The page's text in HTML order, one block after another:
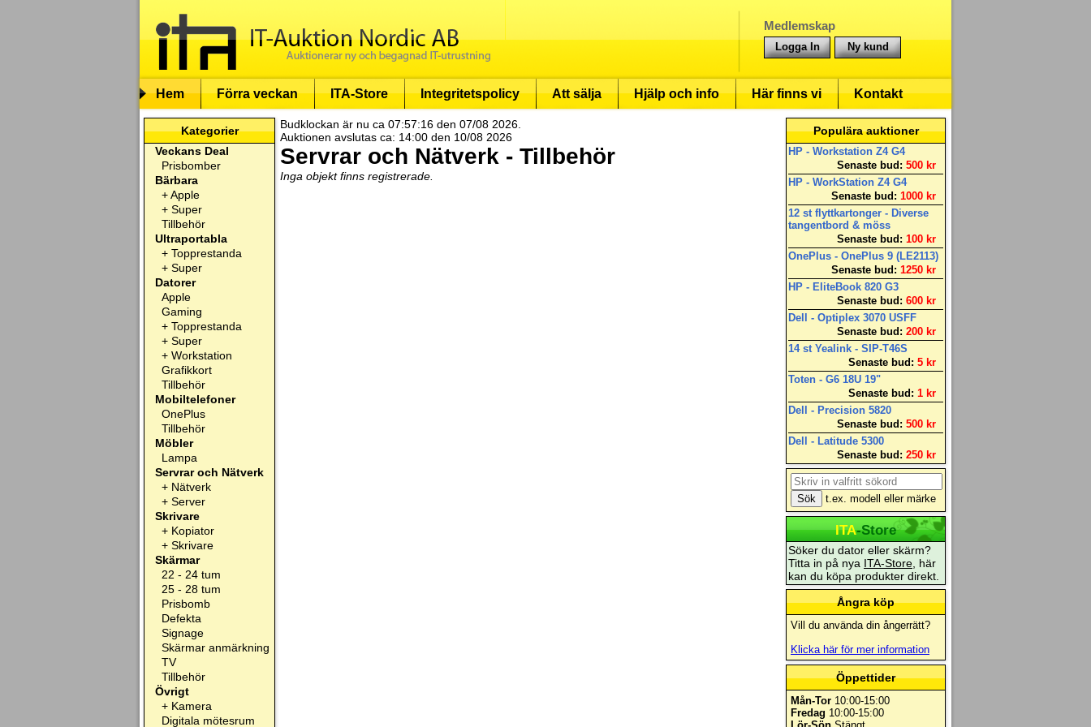
Medlemskap
Logga In Ny kund
Hem Förra veckan ITA-Store Integritetspolicy Att sälja Hjälp och info Här finns vi Kontakt
Kategorier
Veckans Deal
Prisbomber
Bärbara
+Apple
+ Super
Tillbehör
Ultraportabla
+ Topprestanda
+ Super
Datorer
Apple
Gaming
+ Topprestanda
+ Super
+ Workstation
Grafikkort
Tillbehör
Mobiltelefoner
OnePlus
Tillbehör
Möbler
Lampa
Servrar och Nätverk
+ Nätverk
+ Server
Skrivare
+ Kopiator
+ Skrivare
Skärmar
22 - 24 tum
25 - 28 tum
Prisbomb
Defekta
Signage
Skärmar anmärkning
TV
Tillbehör
Övrigt
+ Kamera
Digitala mötesrum
Budklockan är nu ca 07:57:16 den 07/08 2026.
Auktionen avslutas ca: 14:00 den 10/08 2026
Servrar och Nätverk - Tillbehör
Inga objekt finns registrerade.
Populära auktioner
HP - Workstation Z4 G4
Senaste bud: 500 kr
HP - WorkStation Z4 G4
Senaste bud: 1000 kr
12 st flyttkartonger - Diverse
tangentbord & möss
Senaste bud: 100 kr
OnePlus - OnePlus 9 (LE2113)
Senaste bud: 1250 kr
HP - EliteBook 820 G3
Senaste bud: 600 kr
Dell - Optiplex 3070 USFF
Senaste bud: 200 kr
14 st Yealink - SIP-T46S
Senaste bud: 5 kr
Toten - G6 18U 19"
Senaste bud: 1 kr
Dell - Precision 5820
Senaste bud: 500 kr
Dell - Latitude 5300
Senaste bud: 250 kr
t.ex. modell eller märke
ITA-Store
Söker du dator eller skärm?
Titta in på nya ITA-Store , här
kan du köpa produkter direkt.
Ångra köp
Vill du använda din ångerrätt?
Klicka här för mer information
Öppettider
Mån-Tor 10:00-15:00
Fredag 10:00-15:00